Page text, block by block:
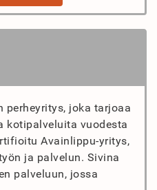
perheyritys, joka tarjoaa
kotipalveluita vuodesta
Avainlippu-yritys,
ja palvelun. Sivina
palveluun, jossa